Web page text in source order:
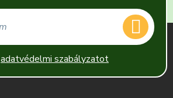
adatvédelmi szabályzatot